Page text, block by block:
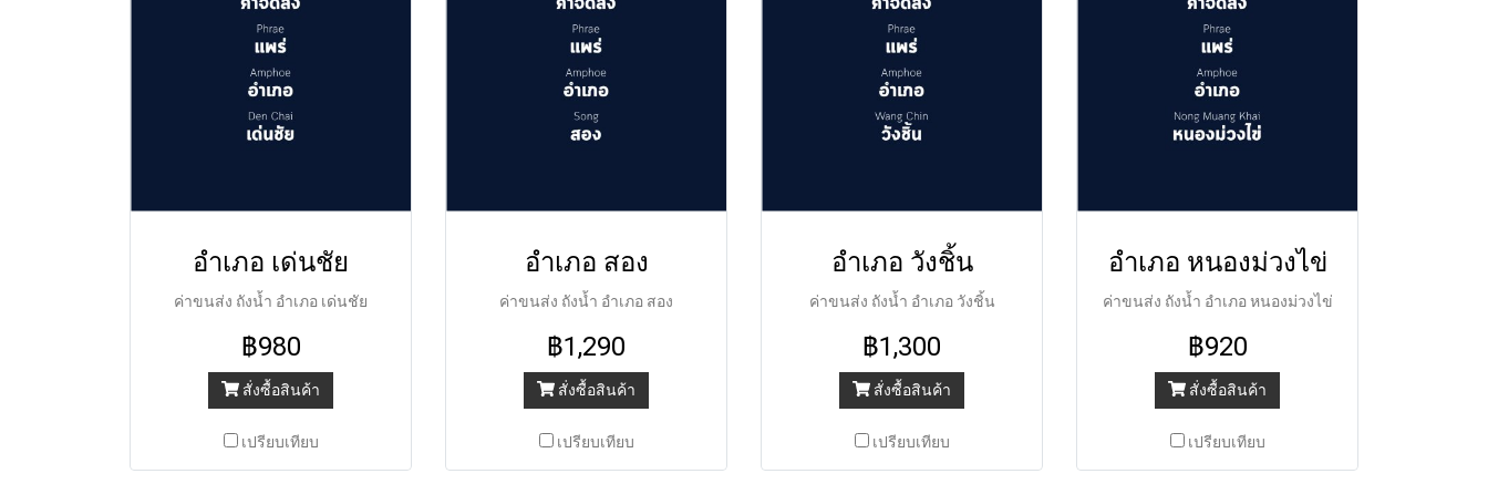
อำเภอ เด่นชัย
ค่าขนส่ง ถังน้ำ อำเภอ เด่นชัย
฿980
สั่งซื้อสินค้า
เปรียบเทียบ
อำเภอ สอง
ค่าขนส่ง ถังน้ำ อำเภอ สอง
฿1,290
สั่งซื้อสินค้า
เปรียบเทียบ
อำเภอ วังชิ้น
ค่าขนส่ง ถังน้ำ อำเภอ วังชิ้น
฿1,300
สั่งซื้อสินค้า
เปรียบเทียบ
อำเภอ หนองม่วงไข่
ค่าขนส่ง ถังน้ำ อำเภอ หนองม่วงไข่
฿920
สั่งซื้อสินค้า
เปรียบเทียบ